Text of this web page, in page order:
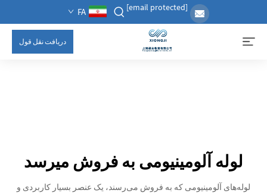
[email protected]
FA
دریافت نقل قول
لوله آلومینیومی به فروش میرسد
لوله‌های آلومینیومی که به فروش می‌رسند، یک عنصر بسیار کاربردی و